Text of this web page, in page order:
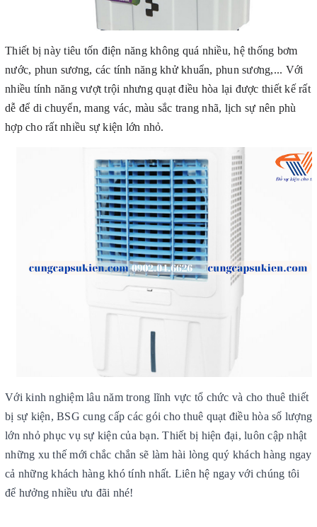
Thiết bị này tiêu tốn điện năng không quá nhiều, hệ thống bơm
nước, phun sương, các tính năng khử khuẩn, phun sương,... Với
nhiều tính năng vượt trội nhưng quạt điều hòa lại được thiết kế rất
dễ để di chuyển, mang vác, màu sắc trang nhã, lịch sự nên phù
hợp cho rất nhiều sự kiện lớn nhỏ.
Với kinh nghiệm lâu năm trong lĩnh vực tổ chức và cho thuê thiết
bị sự kiện, BSG cung cấp các gói cho thuê quạt điều hòa số lượng
lớn nhỏ phục vụ sự kiện của bạn. Thiết bị hiện đại, luôn cập nhật
những xu thế mới chắc chắn sẽ làm hài lòng quý khách hàng ngay
cả những khách hàng khó tính nhất. Liên hệ ngay với chúng tôi
để hưởng nhiều ưu đãi nhé!